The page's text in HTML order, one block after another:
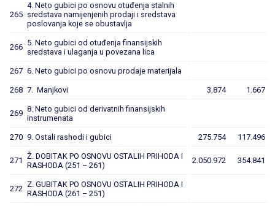
265
4. Neto gubici po osnovu otuđenja stalnih
sredstava namijenjenih prodaji i sredstava
poslovanja koje se obustavlja
266 5. Neto gubici od otuđenja finansijskih
sredstava i ulaganja u povezana lica
267 6. Neto gubici po osnovu prodaje materijala
268 7. Manjkovi 3.874 1.667
269 8. Neto gubici od derivatnih finansijskih
instrumenata
270 9. Ostali rashodi i gubici 275.754 117.496
271 Ž. DOBITAK PO OSNOVU OSTALIH PRIHODA I
RASHODA (251 – 261)
2.050.972 354.841
272 Z. GUBITAK PO OSNOVU OSTALIH PRIHODA I
RASHODA (261 – 251)